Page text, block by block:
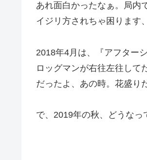
あれ面白かったなぁ。局内
イジリ方されちゃ困ります
2018年4月は、『アフター
ロッグマンが右往左往して
だったよ、あの時。花盛り
で、2019年の秋、どうなっ